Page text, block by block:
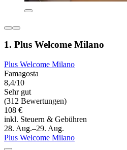
1. Plus Welcome Milano
Plus Welcome Milano
Famagosta
8,4/10
Sehr gut
(312 Bewertungen)
108 €
inkl. Steuern & Gebühren
28. Aug.–29. Aug.
Plus Welcome Milano